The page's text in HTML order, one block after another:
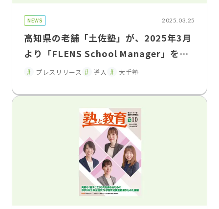
NEWS 2025.03.25
高知県の老舗「土佐塾」が、2025年3月
より「FLENS School Manager」を利
用開始
プレスリリース 導入 大手塾